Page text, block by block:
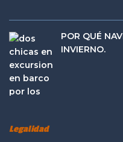
POR QUÉ
INVIERNO.
Legalidad